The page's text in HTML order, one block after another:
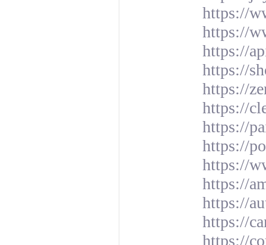
https://
https://
https://
https://
https://
https://
https://
https://
https://
https://
https://
https://
https://